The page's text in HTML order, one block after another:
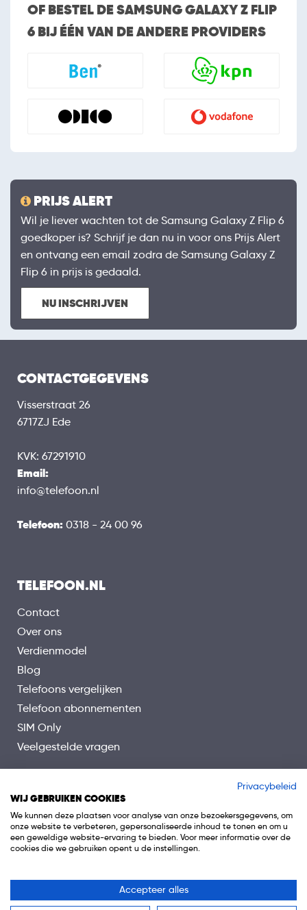
OF BESTEL DE SAMSUNG GALAXY Z FLIP
6 BIJ ÉÉN VAN DE ANDERE PROVIDERS
PRIJS ALERT
Wil je liever wachten tot de Samsung Galaxy Z Flip 6
goedkoper is? Schrijf je dan nu in voor ons Prijs Alert
en ontvang een email zodra de Samsung Galaxy Z
Flip 6 in prijs is gedaald.
NU INSCHRIJVEN
CONTACTGEGEVENS
Visserstraat 26
6717ZJ Ede
KVK: 67291910
Email:
info@telefoon.nl
Telefoon: 0318 - 24 00 96
TELEFOON.NL
Contact
Over ons
Verdienmodel
Blog
Telefoons vergelijken
Telefoon abonnementen
SIM Only
Veelgestelde vragen
Privacybeleid
WIJ GEBRUIKEN COOKIES
We kunnen deze plaatsen voor analyse van onze bezoekersgegevens, om
onze website te verbeteren, gepersonaliseerde inhoud te tonen en om u
een geweldige website-ervaring te bieden. Voor meer informatie over de
cookies die we gebruiken opent u de instellingen.
Accepteer alles